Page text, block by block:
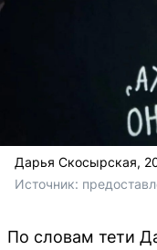
Дарья Скосырская,
Источник:
По словам тети